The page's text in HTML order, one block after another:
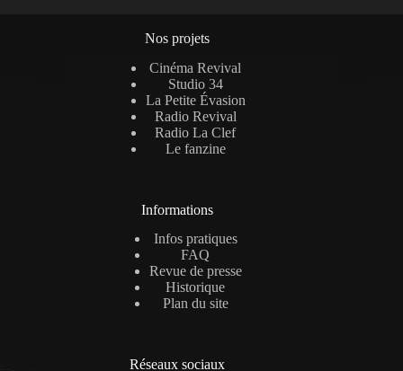
Nos projets
Cinéma Revival
Studio 34
La Petite Évasion
Radio Revival
Radio La Clef
Le fanzine
Informations
Infos pratiques
FAQ
Revue de presse
Historique
Plan du site
Réseaux sociaux